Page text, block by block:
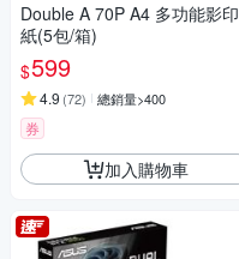
Double A 70P A4 多功能影印
紙(5包/箱)
$599
4.9 (72) 總銷量>400
券
加入購物車